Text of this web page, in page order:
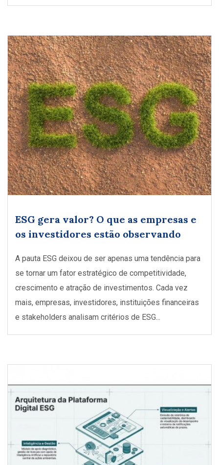
ESG gera valor? O que as empresas e
os investidores estão observando
A pauta ESG deixou de ser apenas uma tendência para
se tornar um fator estratégico de competitividade,
crescimento e atração de investimentos. Cada vez
mais, empresas, investidores, instituições financeiras
e stakeholders analisam critérios de ESG...